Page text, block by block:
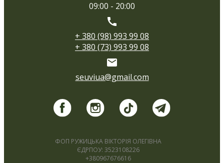
09:00 - 20:00
+ 380 (98) 993 99 08
+ 380 (73) 993 99 08
seuviua@gmail.com
ФОП РУЖИЦЬКА ВІКТОРІЯ ОЛЕГІВНА
ЄДРПОУ: 3523108226
+380967676616